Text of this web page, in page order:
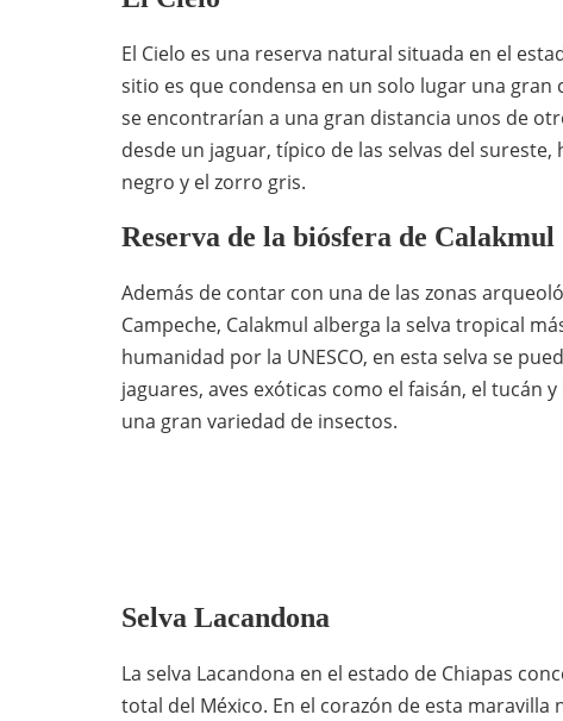
El Cielo es una reserva natural situada en el
sitio es que condensa en un solo lugar una
se encontrarían a una gran distancia unos de
desde un jaguar, típico de las selvas del
negro y el zorro gris.
Reserva de la biósfera de Calakmul
Además de contar con una de las zonas
Campeche, Calakmul alberga la selva tropical
humanidad por la UNESCO, en esta selva se
jaguares, aves exóticas como el faisán, el tucán
una gran variedad de insectos.
Selva Lacandona
La selva Lacandona en el estado de Chiapas
total del México. En el corazón de esta